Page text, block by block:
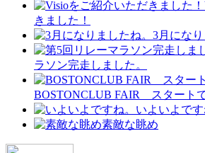
きました！
3月になり
ラソン完走しました。
BOSTONCLUB FAIR スタートで
いよいよです
素敵な眺め